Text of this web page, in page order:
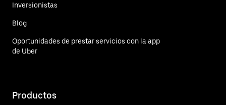
Inversionistas
Blog
Oportunidades de prestar servicios con la app
de Uber
Productos